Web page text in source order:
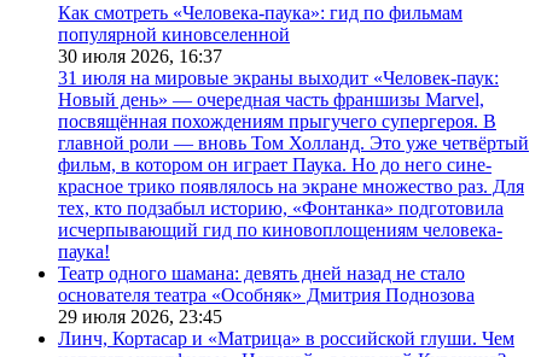
Как смотреть «Человека-паука»: гид по фильмам
популярной киновселенной
30 июля 2026, 16:37
31 июля на мировые экраны выходит «Человек-паук:
Новый день» — очередная часть франшизы Marvel,
посвящённая похождениям прыгучего супергероя. В
главной роли — вновь Том Холланд. Это уже четвёртый
фильм, в котором он играет Паука. Но до него сине-
красное трико появлялось на экране множество раз. Для
тех, кто подзабыл историю, «Фонтанка» подготовила
исчерпывающий гид по киновоплощениям человека-
паука!
Театр одного шамана: девять дней назад не стало
основателя театра «Особняк» Дмитрия Поднозова
29 июля 2026, 23:45
Линч, Кортасар и «Матрица» в российской глуши. Чем